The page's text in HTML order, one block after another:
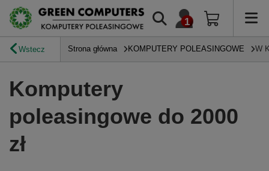
Wstecz Strona główna KOMPUTERY POLEASINGOWE W
Komputery
poleasingowe do 2000
zł